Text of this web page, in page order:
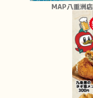
MAP八重洲店